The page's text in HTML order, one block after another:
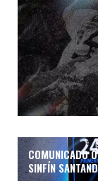
COMUNICADO
SINFÍN